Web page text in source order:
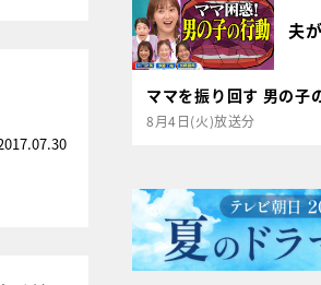
夫
ママを振り回す 男の子
8月4日(火)放送分